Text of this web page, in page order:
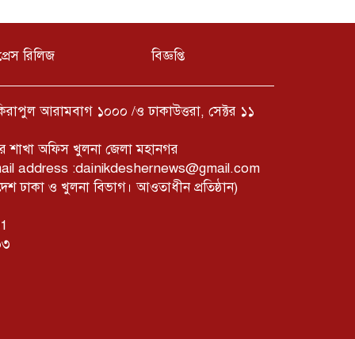
রিলিজ বিজ্ঞপ্তি
আরামবাগ ১০০০ /ও ঢাকাউত্তরা, সেক্টর ১১
শাখা অফিস খুলনা জেলা মহানগর
address :dainikdeshernews@gmail.com
ঢাকা ও খুলনা বিভাগ। আওতাধীন প্রতিষ্ঠান)